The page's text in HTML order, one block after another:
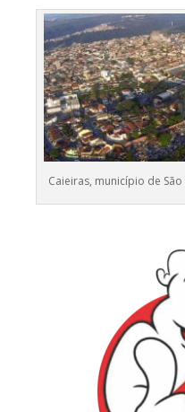
Caieiras, município de